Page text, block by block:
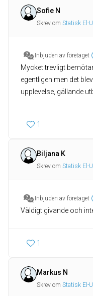
Sofie N
Skrev om Statisk El-
Inbjuden av företaget
Mycket trevligt
egentligen men det
upplevelse, gällande
1
Biljana K
Skrev om Statisk El-
Inbjuden av företaget
Väldigt givande och
1
Markus N
Skrev om Statisk El-